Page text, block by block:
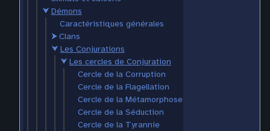
⮟ Démons
Caractéristiques générales
⮞Clans
⮟ Les Conjurations
⮟ Les cercles de Conjuration
Cercle de la Corruption
Cercle de la Flagellation
Cercle de la Métamorphose
Cercle de la Séduction
Cercle de la Tyrannie